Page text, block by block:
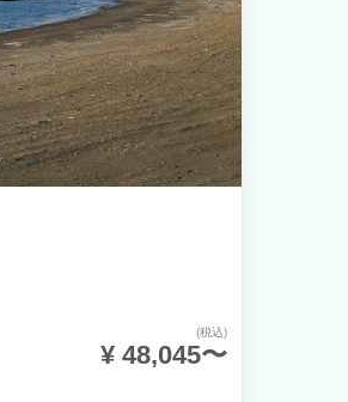
(税込)
¥ 48,045〜